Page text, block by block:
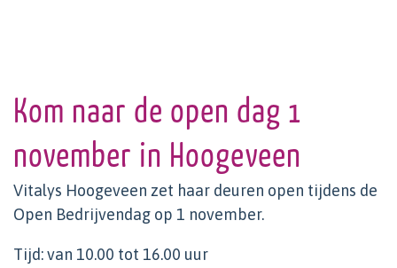
Kom naar de open dag 1
november in Hoogeveen
Vitalys Hoogeveen zet haar deuren open tijdens de
Open Bedrijvendag op 1 november.
Tijd: van 10.00 tot 16.00 uur